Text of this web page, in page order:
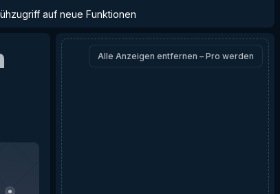
auf neue Funktionen
Alle Anzeigen entfernen – Pro werden